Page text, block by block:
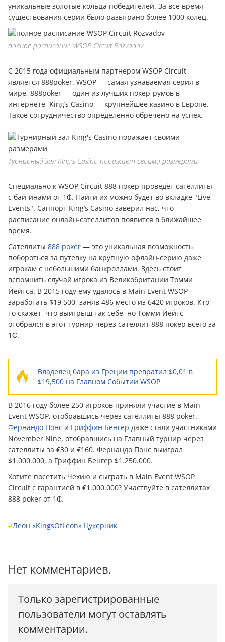
уникальные золотые кольца победителей. За все время
существования серии было разыграно более 1000 колец.
полное расписание WSOP Circuit Rozvadov
С 2015 года официальным партнером WSOP Circuit
является 888poker. WSOP — самая узнаваемая серия в
мире, 888poker — один из лучших покер-румов в
интернете, King’s Casino — крупнейшее казино в Европе.
Такое сотрудничество определенно обречено на успех.
Турнирный зал King's Casino поражает своими размерами
Специально к WSOP Circuit 888 покер проведёт сателлиты
с бай-инами от 1₵. Найти их можно будет во вкладке "Live
Events". Саппорт King’s Casino заверил нас, что
расписание онлайн-сателлитов появится в ближайшее
время.
Сателлиты 888 poker — это уникальная возможность
побороться за путевку на крупную офлайн-серию даже
игрокам с небольшими банкроллами. Здесь стоит
вспомнить случай игрока из Великобритании Томми
Йейтса. В 2015 году ему удалось в Main Event WSOP
заработать $19,500, заняв 486 место из 6420 игроков. Кто-
то скажет, что выигрыш так себе, но Томми Йейтс
отобрался в этот турнир через сателлит 888 покер всего за
1₵.
Владелец бара из Греции превратил $0,01 в
$19,500 на Главном Событии WSOP
В 2016 году более 250 игроков приняли участие в Main
Event WSOP, отобравшись через сателлиты 888 poker.
Фернандо Понс и Гриффин Бенгер даже стали участниками
November Nine, отобравшись на Главный турнир через
сателлиты за €30 и €160. Фернандо Понс выиграл
$1.000.000, а Гриффин Бенгер $1.250.000.
Хотите посетить Чехию и сыграть в Main Event WSOP
Circuit с гарантией в €1.000.000? Участвуйте в сателлитах
888 poker от 1₵.
#Леон «KingsOfLeon» Цукерник
Нет комментариев.
Только зарегистрированные
пользователи могут оставлять
комментарии.